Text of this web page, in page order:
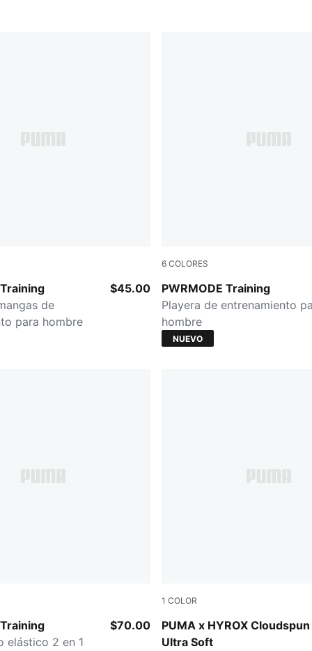
de
para hombre
$45.00
6 COLORES
PWRMODE Training
Inky Depths
Playera de entrenamiento
hombre
NUEVO
elástico 2 en 1
$70.00
1 COLOR
PUMA x HYROX Cloudspun
Ultra Soft
PUMA BLACK